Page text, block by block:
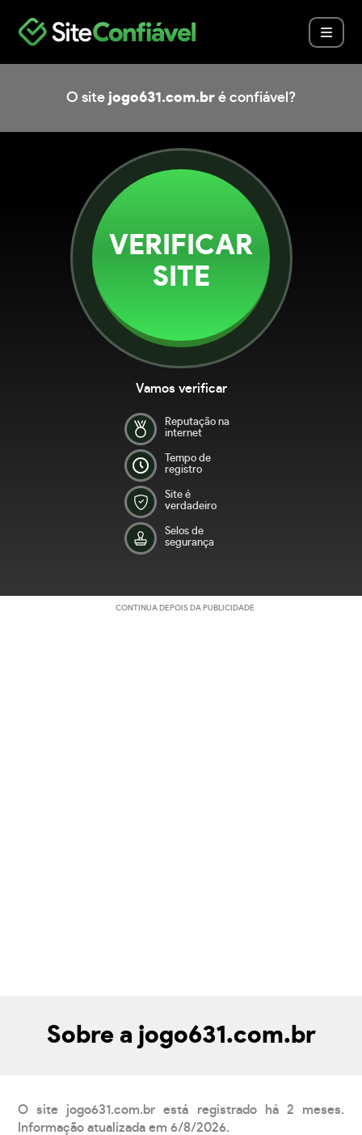
O site jogo631.com.br é confiável?
VERIFICAR
SITE
Vamos verificar
Reputação na
internet
Tempo de
registro
Site é
verdadeiro
Selos de
segurança
CONTINUA DEPOIS DA PUBLICIDADE
Sobre a jogo631.com.br
O site jogo631.com.br está registrado há 2 meses.
Informação atualizada em 6/8/2026.